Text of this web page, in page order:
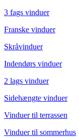
3 fags vinduer
Franske vinduer
Skråvinduer
Indendørs vinduer
2 lags vinduer
Sidehængte vinduer
Vinduer til terrassen
Vinduer til sommerhus